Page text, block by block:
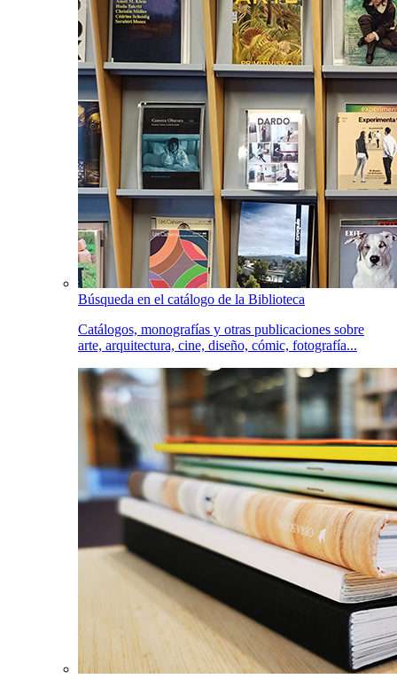
Búsqueda en el catálogo de la Biblioteca
Catálogos, monografías y otras publicaciones sobre
arte, arquitectura, cine, diseño, cómic, fotografía...